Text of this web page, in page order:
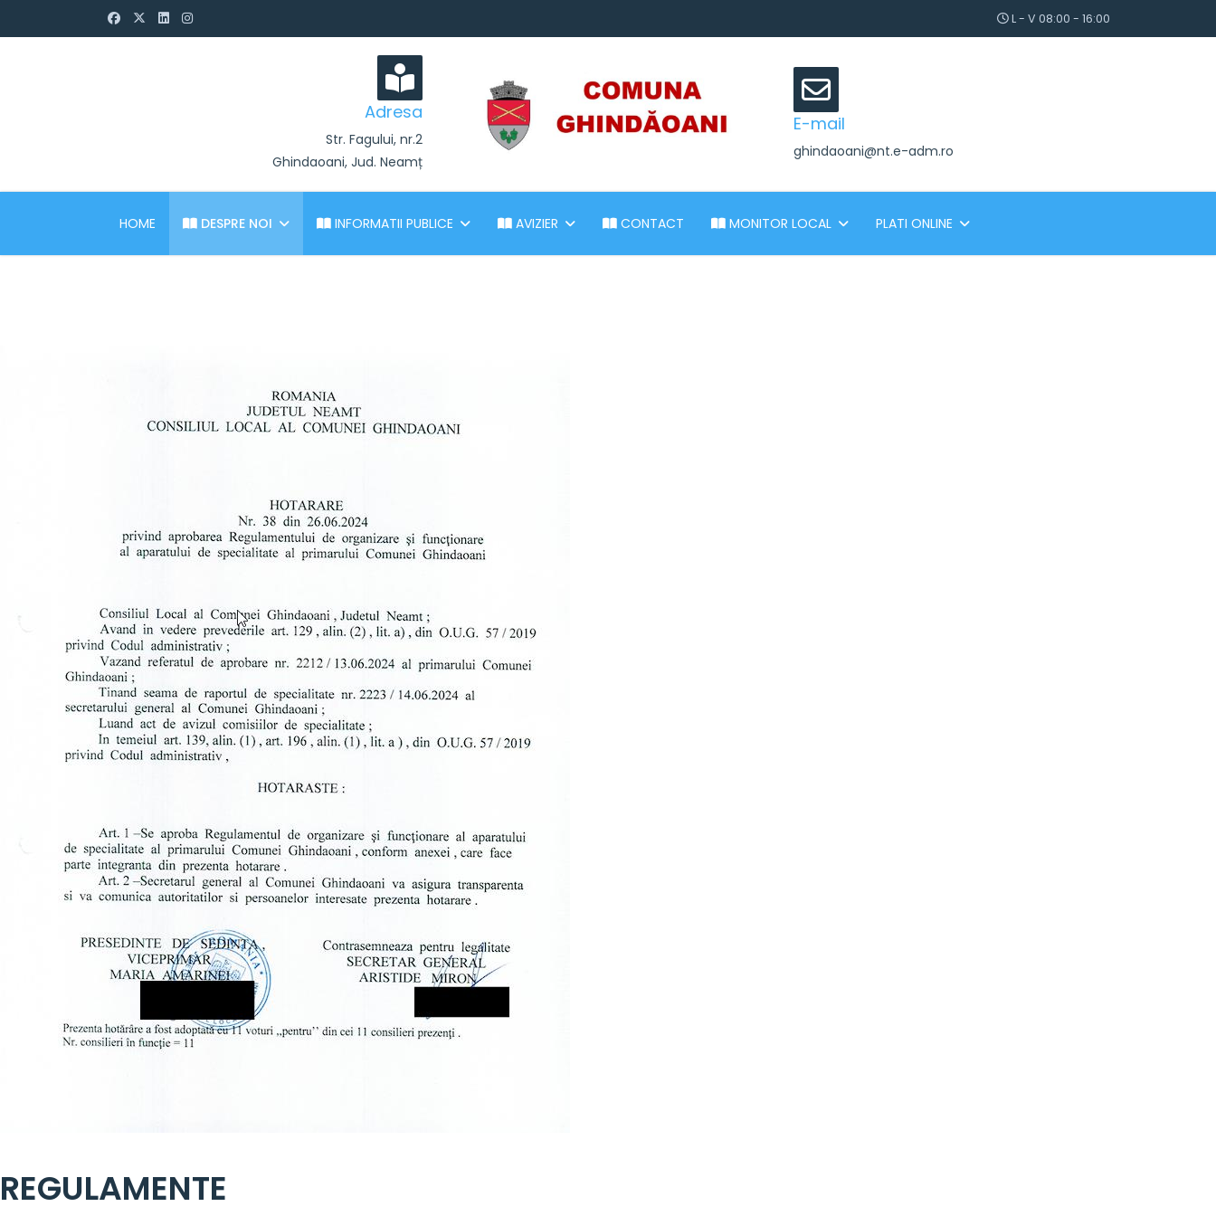
L - V 08:00 - 16:00
Adresa
Str. Fagului, nr.2
Ghindaoani, Jud. Neamț
E-mail
ghindaoani@nt.e-adm.ro
HOME DESPRE NOI INFORMATII PUBLICE AVIZIER CONTACT MONITOR LOCAL PLATI ONLINE
REGULAMENTE